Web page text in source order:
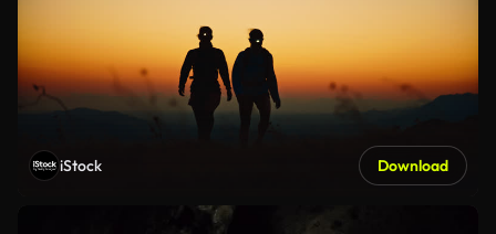
iStock Download